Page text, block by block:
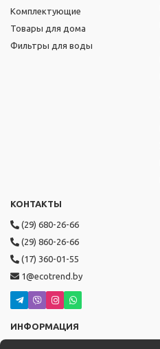
Комплектующие
Товары для дома
Фильтры для воды
КОНТАКТЫ
(29) 680-26-66
(29) 860-26-66
(17) 360-01-55
1@ecotrend.by
ИНФОРМАЦИЯ